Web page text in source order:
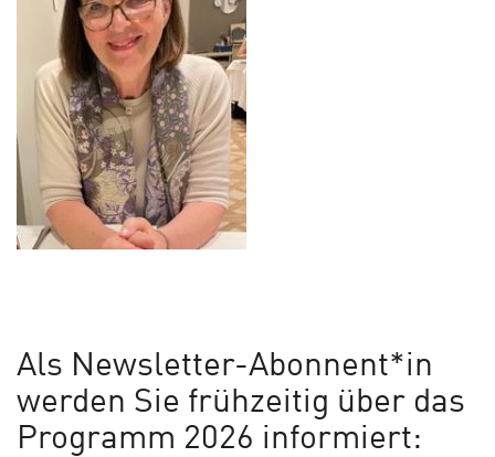
Als Newsletter-Abonnent*in
werden Sie frühzeitig über das
Programm 2026 informiert: